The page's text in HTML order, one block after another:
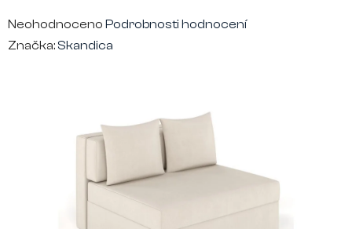
Průměrné
hodnocení
Neohodnoceno Podrobnosti hodnocení
Značka: Skandica